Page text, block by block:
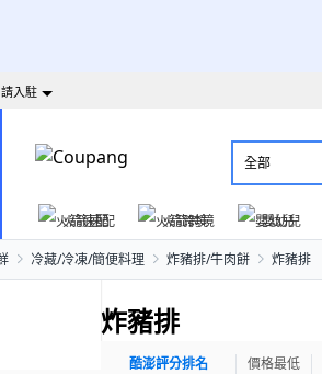
入駐
全部
火箭速配 火箭跨境 嬰幼兒
冷藏/冷凍/簡便料理 炸豬排/牛肉餅 炸豬排
炸豬排
酷澎評分排名 價格最低